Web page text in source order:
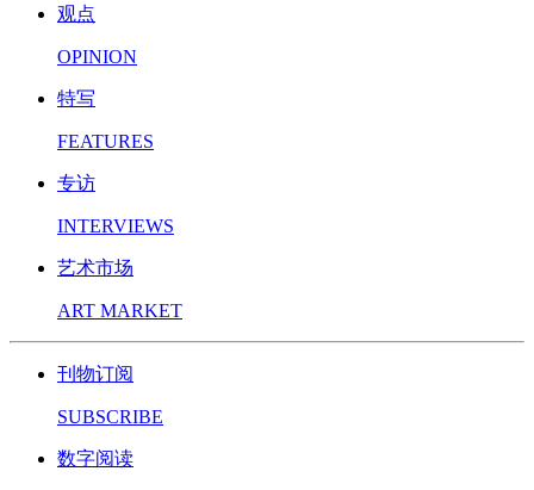
观点
OPINION
特写
FEATURES
专访
INTERVIEWS
艺术市场
ART MARKET
刊物订阅
SUBSCRIBE
数字阅读